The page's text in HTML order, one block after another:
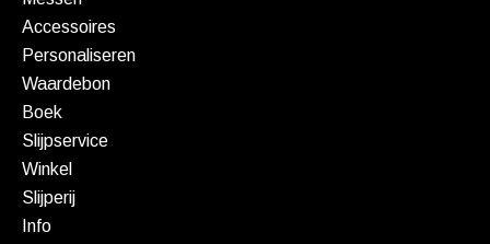
Accessoires
Personaliseren
Waardebon
Boek
Slijpservice
Winkel
Slijperij
Info